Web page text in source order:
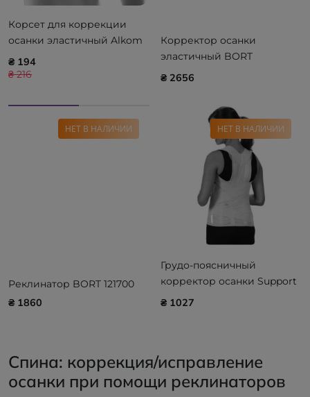
Корсет для коррекции
осанки эластичный Alkom
1010
₴ 194
₴ 216
Корректор осанки
эластичный BORT
StabiloFix 104560
₴ 2656
НЕТ В НАЛИЧИИ
Реклинатор BORT 121700
₴ 1860
НЕТ В НАЛИЧИИ
Грудо-поясничный
корректор осанки Support
line SL-330K ONLINE ONLY /
₴ 1027
Спина: коррекция/исправление
осанки при помощи реклинаторов